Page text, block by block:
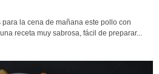
la cena de mañana este pollo con
receta muy sabrosa, fácil de preparar...